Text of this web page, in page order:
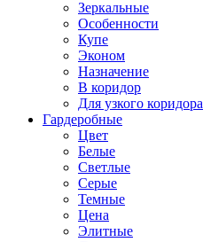
Зеркальные
Особенности
Купе
Эконом
Назначение
В коридор
Для узкого коридора
Гардеробные
Цвет
Белые
Светлые
Серые
Темные
Цена
Элитные